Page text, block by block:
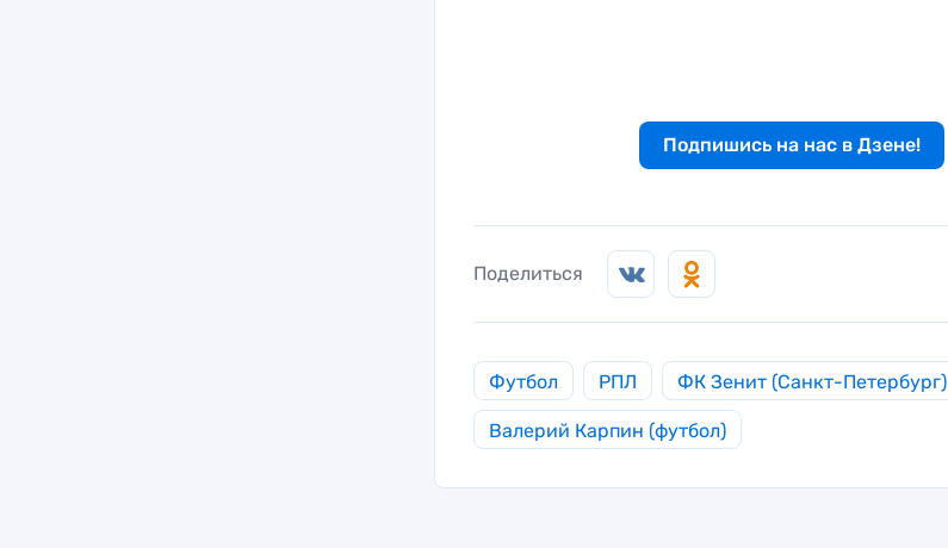
Подпишись на нас в Дзене!
Поделиться
Футбол РПЛ ФК Зенит (Санкт-Петербург)
Валерий Карпин (футбол)